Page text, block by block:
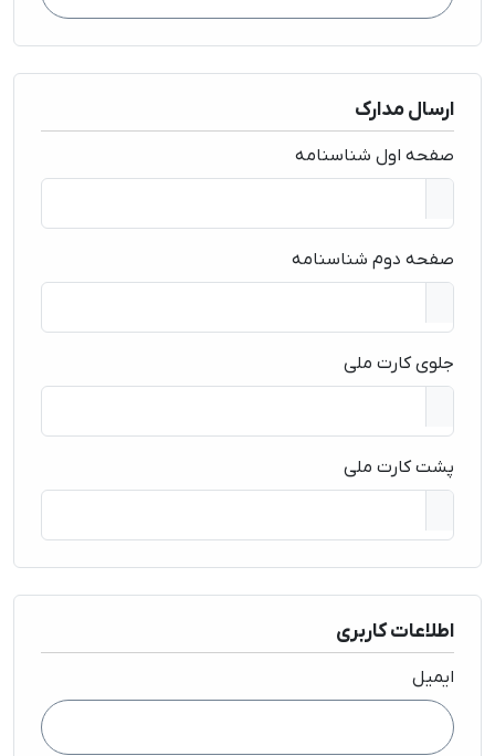
ارسال مدارک
صفحه اول شناسنامه
صفحه دوم شناسنامه
جلوی کارت ملی
پشت کارت ملی
اطلاعات کاربری
ایمیل